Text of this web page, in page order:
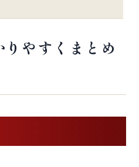
やすくまとめ